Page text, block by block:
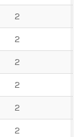
2
2
2
2
2
2